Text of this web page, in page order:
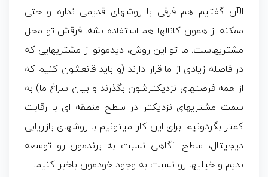
الآن گفتیم هم فرقی با روشهای قدیمی نداره و حتی
ممکنه از همون کانالها هم استفاده بشه. فرقش تو محل
مشتریهاست. ما تو این روش، دیدمونو از مشتریهایی که
در فاصله زیادی از ما قرار دارند (و باید قانعشون کنیم که
از همه فرصتهای نزدیک­ترشون بگذرند و بیان سراغ ما) به
سمت مشتریهای نزدیک­تر در سطح منطقه ای با رقابت
کمتر بگردونیم. برای این کار میتونیم با روشهای بازاریابی
دیجیتال، سطح آگاهی نسبت به برندمون رو توسعه
بدیم و خیلیها رو نسبت به وجود خودمون باخبر کنیم.